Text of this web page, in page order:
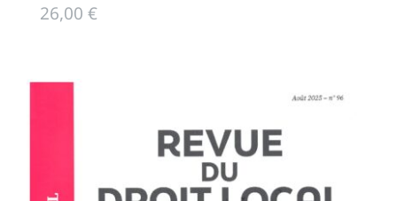
26,00 €